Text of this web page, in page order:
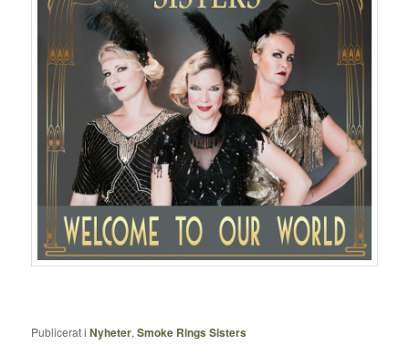
Publicerat i Nyheter,Smoke Rings Sisters